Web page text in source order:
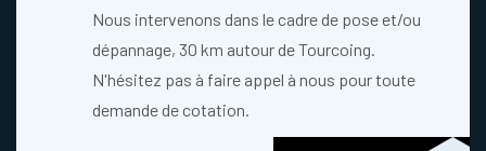
Nous intervenons dans le cadre de pose et/ou
dépannage, 30 km autour de Tourcoing.
N'hésitez pas à faire appel à nous pour toute
demande de cotation.